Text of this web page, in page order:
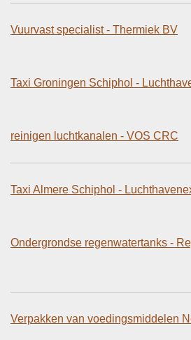
Vuurvast specialist - Thermiek BV
Taxi Groningen Schiphol -
reinigen luchtkanalen - VOS CRC
Taxi Almere Schiphol -
Ondergrondse regenwatertanks -
Verpakken van voedingsmiddelen